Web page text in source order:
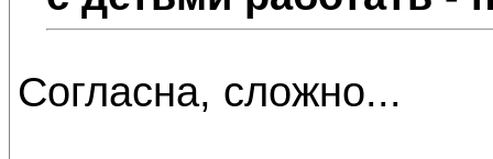
Согласна, сложно...